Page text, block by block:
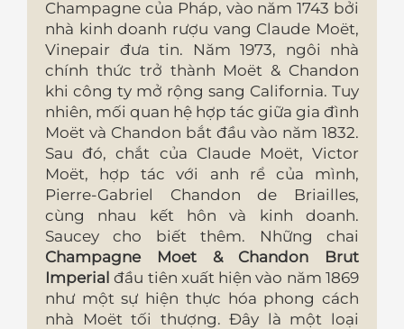
Champagne của Pháp, vào năm 1743 bởi
nhà kinh doanh rượu vang Claude Moët,
Vinepair đưa tin. Năm 1973, ngôi nhà
chính thức trở thành Moët & Chandon
khi công ty mở rộng sang California. Tuy
nhiên, mối quan hệ hợp tác giữa gia đình
Moët và Chandon bắt đầu vào năm 1832.
Sau đó, chắt của Claude Moët, Victor
Moët, hợp tác với anh rể của mình,
Pierre-Gabriel Chandon de Briailles,
cùng nhau kết hôn và kinh doanh.
Saucey cho biết thêm. Những chai
Champagne Moet & Chandon Brut
Imperial đầu tiên xuất hiện vào năm 1869
như một sự hiện thực hóa phong cách
nhà Moët tối thượng. Đây là một loại